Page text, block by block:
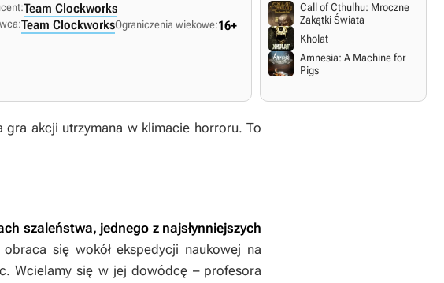
Team Clockworks
Team ClockworksOgraniczenia wiekowe:16+
Call of Cthulhu: Mroczne
Zakątki Świata
Kholat
Amnesia: A Machine for
Pigs
akcji utrzymana w klimacie horroru. To
szaleństwa, jednego z najsłynniejszych
obraca się wokół ekspedycji naukowej na
Wcielamy się w jej dowódcę – profesora